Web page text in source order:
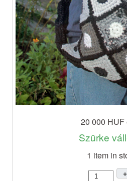
20 000 HUF
Szürke
1 item in
+